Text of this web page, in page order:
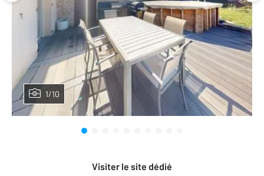
1/10
Visiter le site dédié